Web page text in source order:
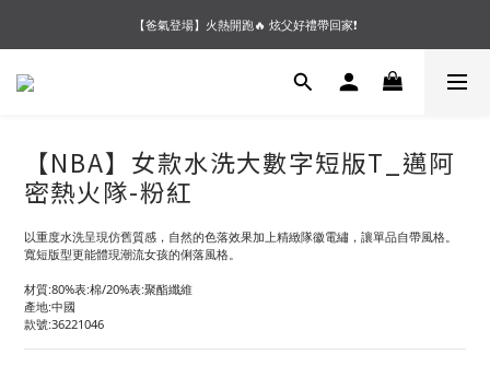
【夏末OUTLET】專區全面5折起❗超值入手就趁現在🔥
【爸氣登場】火熱開跑🔥 炫父好禮帶回家❗
【會員好禮】加入會員送$200購物金❗多重好禮等你加入領取 ❗
【NBA】女款水洗大數字短版T_邁阿
密熱火隊-粉紅
以重度水洗呈現仿舊質感，自然的色落效果加上精緻隊徽電繡，讓單品自帶風格。
寬短版型更能體現潮流女孩的俐落風格。
材質:80%表:棉/20%表:聚酯纖維
產地:中國
款號:36221046